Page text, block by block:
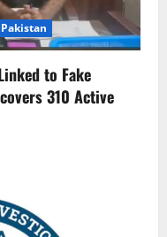
Pakistan
to Fake
310 Active